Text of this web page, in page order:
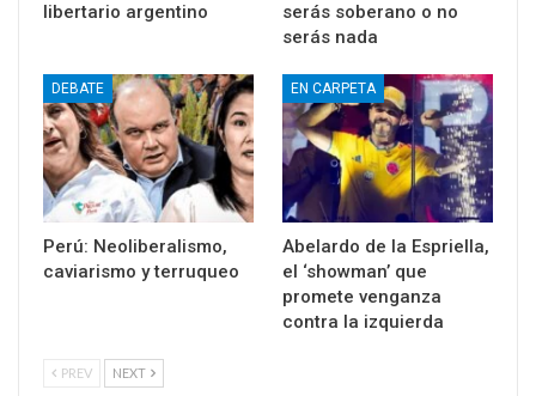
libertario argentino
serás soberano o no
serás nada
DEBATE
Perú: Neoliberalismo,
caviarismo y terruqueo
EN CARPETA
Abelardo de la Espriella,
el ‘showman’ que
promete venganza
contra la izquierda
PREV NEXT